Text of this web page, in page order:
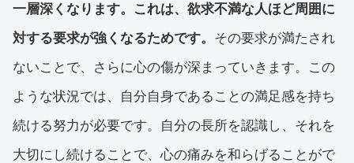
一層深くなります。これは、欲求不満な人ほど周囲に
対する要求が強くなるためです。 その要求が満たされ
ないことで、さらに心の傷が深まっていきます。この
ような状況では、自分自身であることの満足感を持ち
続ける努力が必要です。自分の長所を認識し、それを
大切にし続けることで、心の痛みを和らげることがで